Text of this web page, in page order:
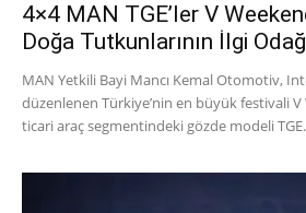
4×4 MAN TGE’ler V
Doğa Tutkunlarının İlgi
MAN Yetkili Bayi Mancı Kemal Otomotiv,
düzenlenen Türkiye’nin en büyük festivali V
ticari araç segmentindeki gözde modeli